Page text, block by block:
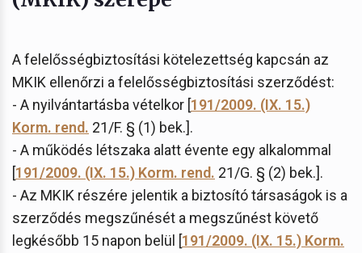
A felelősségbiztosítási kötelezettség kapcsán az
MKIK ellenőrzi a felelősségbiztosítási szerződést:
- A nyilvántartásba vételkor [191/2009. (IX. 15.)
Korm. rend. 21/F. § (1) bek.].
- A működés létszaka alatt évente egy alkalommal
[191/2009. (IX. 15.) Korm. rend. 21/G. § (2) bek.].
- Az MKIK részére jelentik a biztosító társaságok is a
szerződés megszűnését a megszűnést követő
legkésőbb 15 napon belül [191/2009. (IX. 15.) Korm.